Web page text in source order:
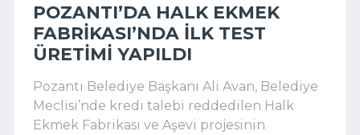
POZANTI’DA HALK EKMEK
FABRIKASI’NDA ILK TEST
ÜRETIMI YAPILDI
Pozantı Belediye Başkanı Ali Avan, Belediye
Meclisi’nde kredi talebi reddedilen Halk
Ekmek Fabrikası ve Aşevi projesinin